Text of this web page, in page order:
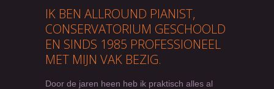
IK BEN ALLROUND PIANIST,
CONSERVATORIUM GESCHOOLD
EN SINDS 1985 PROFESSIONEEL
MET MIJN VAK BEZIG.
Door de jaren heen heb ik praktisch alles al